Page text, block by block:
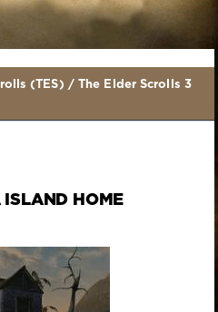
(TES) /
The Elder Scrolls 3
ISLAND HOME